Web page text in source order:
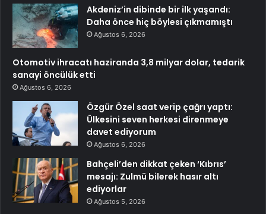
Akdeniz’in dibinde bir ilk yaşandı:
Daha önce hiç böylesi çıkmamıştı
Ağustos 6, 2026
Otomotiv ihracatı haziranda 3,8 milyar dolar, tedarik
sanayi öncülük etti
Ağustos 6, 2026
Özgür Özel saat verip çağrı yaptı:
Ülkesini seven herkesi direnmeye
davet ediyorum
Ağustos 6, 2026
Bahçeli’den dikkat çeken ‘Kıbrıs’
mesajı: Zulmü bilerek hasır altı
ediyorlar
Ağustos 5, 2026